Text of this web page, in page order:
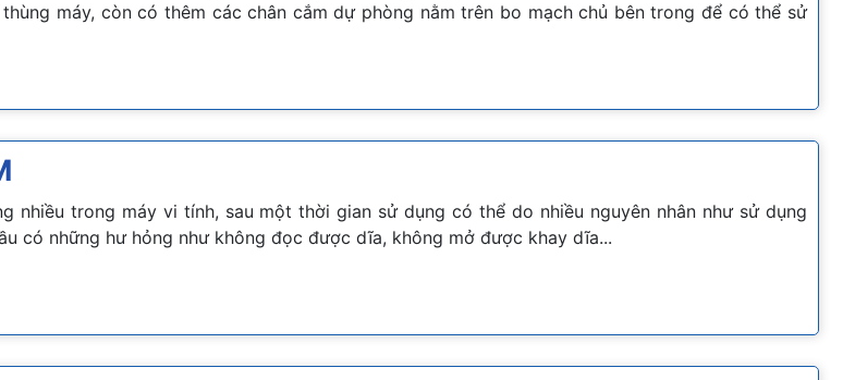
máy, còn có thêm các chân cắm dự phòng nằm trên bo mạch chủ bên trong để có thể sử
nhiều trong máy vi tính, sau một thời gian sử dụng có thể do nhiều nguyên nhân như sử dụng
có những hư hỏng như không đọc được dĩa, không mở được khay dĩa...